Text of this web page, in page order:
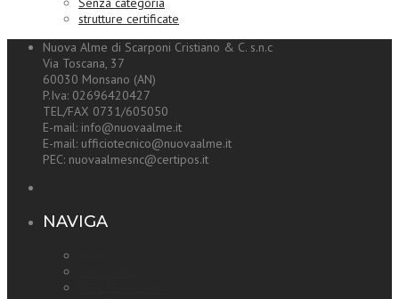
strutture certificate
Nuova Alme di Scarponi Cristiano & C. s.n.c
Via Toscana, 37
60030 Monsano (AN)
P.Iva: 02696420427
TEL/FAX 0731/605050
E-mail: info@nuovaalme.it
E-mail: ufficiotecnico@nuovaalme.it
PEC: nuovaalmesnc@certipos.it
NAVIGA